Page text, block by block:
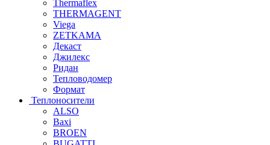
Thermaflex
THERMAGENT
Viega
ZETKAMA
Декаст
Джилекс
Ридан
Тепловодомер
Формат
Теплоносители
ALSO
Baxi
BROEN